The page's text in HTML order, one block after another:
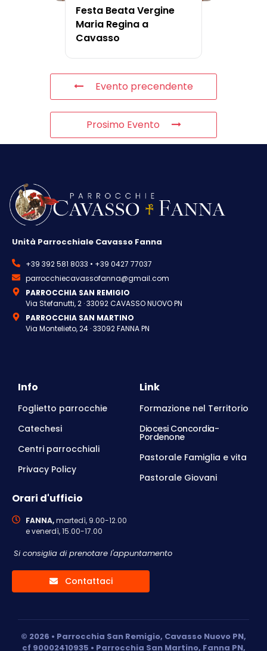
Festa Beata Vergine
Maria Regina a
Cavasso
Evento precendente
Prosimo Evento
Unità Parrocchiale Cavasso Fanna
+39 392 581 8033 • +39 0427 77037
parrocchiecavassofanna@gmail.com
PARROCCHIA SAN REMIGIO
Via Stefanutti, 2 · 33092 CAVASSO NUOVO PN
PARROCCHIA SAN MARTINO
Via Montelieto, 24 · 33092 FANNA PN
Info
Foglietto parrocchie
Catechesi
Centri parrocchiali
Privacy Policy
Link
Formazione nel Territorio
Diocesi Concordia-
Pordenone
Pastorale Famiglia e vita
Pastorale Giovani
Orari d'ufficio
FANNA,martedì, 9.00-12.00
e venerdì, 15.00-17.00
Si consiglia di prenotare l'appuntamento
Contattaci
© 2026 • Parrocchia San Remigio, Cavasso Nuovo PN,
cf 90002410935 • Parrocchia San Martino, Fanna PN,